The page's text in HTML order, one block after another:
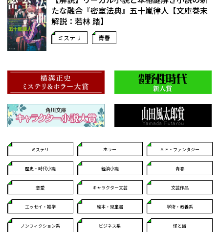
たな融合――『密室法典』五十嵐律人【文庫巻末
解説：若林 踏】
ミステリ 青春
ミステリ ホラー ＳＦ・ファンタジー
歴史・時代小説 経済小説 青春
恋愛 キャラクター文芸 文芸作品
エッセイ・雑学 絵本・児童書 学術・教養系
ノンフィクション系 ビジネス系 怪と幽